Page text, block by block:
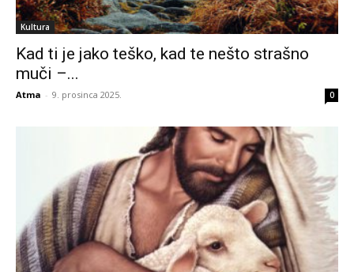
Kultura
Kad ti je jako teško, kad te nešto strašno
muči –...
Atma - 9. prosinca 2025. 0